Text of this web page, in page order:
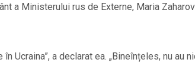
a Ministerului rus de Externe, Maria
Ucraina”, a declarat ea. „Bineînțeles, nu au